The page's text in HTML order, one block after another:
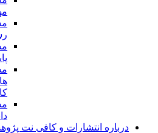
درباره انتشارات و کافی نت